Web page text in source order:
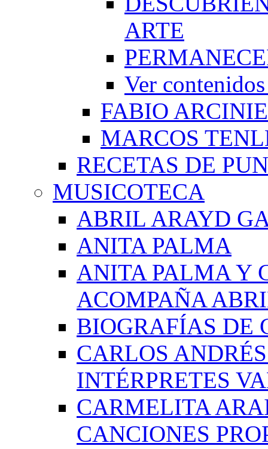
ARTE
Ver
FABIO
MARCOS
RECETAS DE
MUSICOTECA
ABRIL ARAYD
ANITA PALMA
ANITA PALMA Y
ACOMPAÑA
BIOGRAFÍAS DE
CARLOS
INTÉRPRETES
CARMELITA
CANCIONES